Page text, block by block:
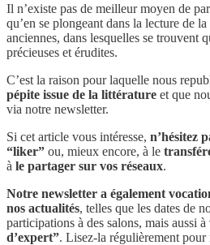
Il n’existe pas de meilleur moyen de
qu’en se plongeant dans la lecture de
anciennes, dans lesquelles se trouvent
précieuses et érudites.
C’est la raison pour laquelle nous
pépite issue de la littérature et que
via notre newsletter.
Si cet article vous intéresse, n’hésitez
“liker” ou, mieux encore, à le
à le partager sur vos réseaux.
Notre newsletter a également
nos actualités, telles que les dates de
participations à des salons, mais aussi à
d’expert”. Lisez-la régulièrement pour